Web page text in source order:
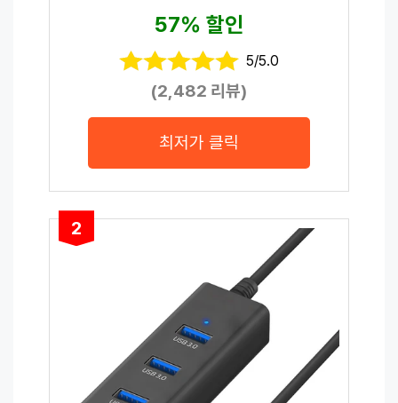
57% 할인
5/5.0
(2,482 리뷰)
최저가 클릭
2